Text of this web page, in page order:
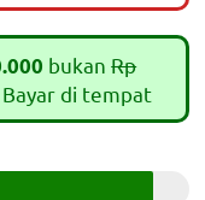
bukanRp
di tempat